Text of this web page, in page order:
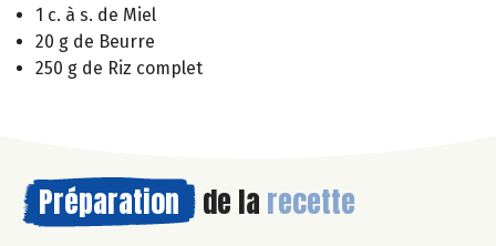
1 c. à s. de Miel
20 g de Beurre
250 g de Riz complet
Préparation de la recette